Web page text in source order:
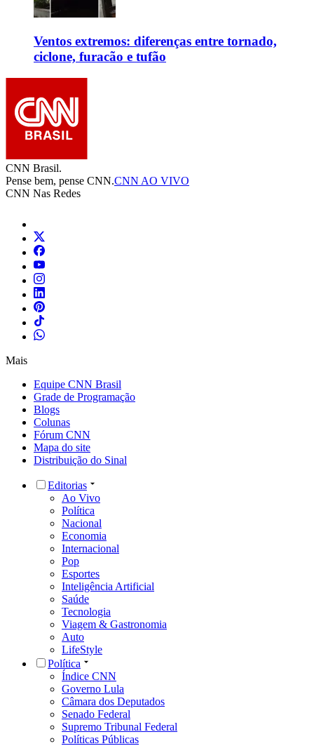
Ventos extremos: diferenças entre tornado,
ciclone, furacão e tufão
CNN Brasil.
Pense bem, pense CNN.CNN AO VIVO
CNN Nas Redes
Mais
Equipe CNN Brasil
Grade de Programação
Blogs
Colunas
Fórum CNN
Mapa do site
Distribuição do Sinal
Editorias
Ao Vivo
Política
Nacional
Economia
Internacional
Pop
Esportes
Inteligência Artificial
Saúde
Tecnologia
Viagem & Gastronomia
Auto
LifeStyle
Política
Índice CNN
Governo Lula
Câmara dos Deputados
Senado Federal
Supremo Tribunal Federal
Políticas Públicas